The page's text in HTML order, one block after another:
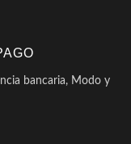
bancaria, Modo y